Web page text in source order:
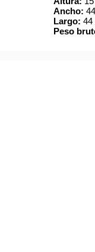
Ancho:
Largo: 44
Peso